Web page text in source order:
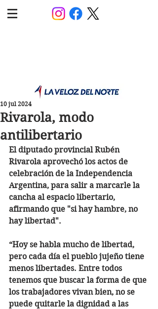
Rivarola, modo
antilibertario
10 jul 2024
El diputado provincial Rubén
Rivarola aprovechó los actos de
celebración de la Independencia
Argentina, para salir a marcarle la
cancha al espacio libertario,
afirmando que "si hay hambre, no
hay libertad".
“Hoy se habla mucho de libertad,
pero cada día el pueblo jujeño tiene
menos libertades. Entre todos
tenemos que buscar la forma de que
los trabajadores vivan bien, no se
puede quitarle la dignidad a las